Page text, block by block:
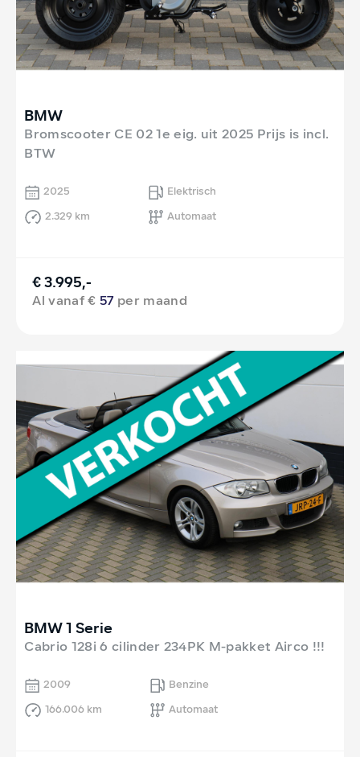
BMW
Bromscooter CE 02 1e eig. uit 2025 Prijs is incl.
BTW
2025
Elektrisch
2.329 km
Automaat
€ 3.995,-
Al vanaf €57 per maand
BMW 1 Serie
Cabrio 128i 6 cilinder 234PK M-pakket Airco !!!
2009
Benzine
166.006 km
Automaat